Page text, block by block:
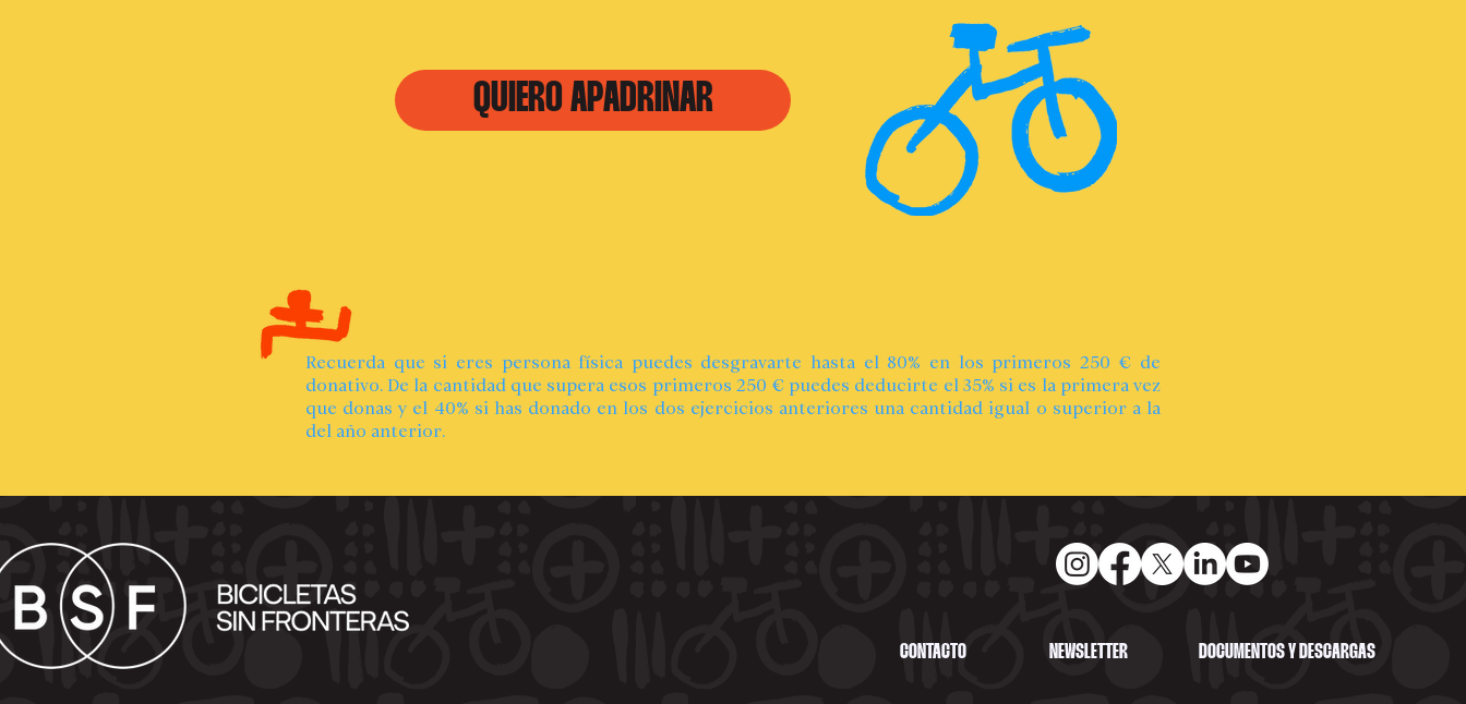
QUIERO APADRINAR
Recuerda que si eres persona física puedes desgravarte hasta el 80% en los primeros 250 € de
donativo. De la cantidad que supera esos primeros 250 € puedes deducirte el 35% si es la primera vez
que donas y el 40% si has donado en los dos ejercicios anteriores una cantidad igual o superior a la
del año anterior.
CONTACTO NEWSLETTER DOCUMENTOS Y DESCARGAS